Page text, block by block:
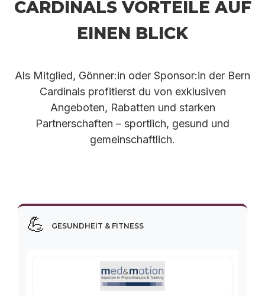
Welcome to the
Cardin
als
Bern
einen Blick
Als Mitglied, Gönner:in oder Sponsor:in der Bern
Cardinals profitierst du von exklusiven
Angeboten, Rabatten und starken
Partnerschaften – sportlich, gesund und
gemeinschaftlich.
💪 Gesundheit & Fitness